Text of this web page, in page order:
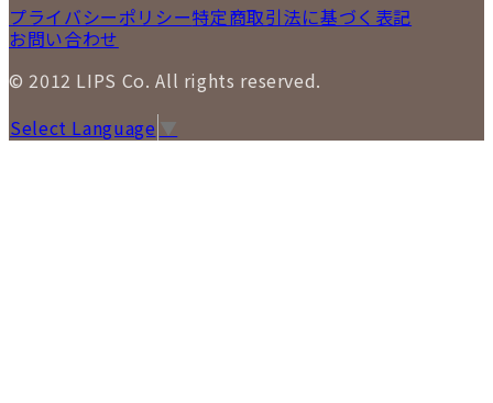
プライバシーポリシー特定商取引法に基づく表記
お問い合わせ
© 2012 LIPS Co. All rights reserved.
Select Language ▼